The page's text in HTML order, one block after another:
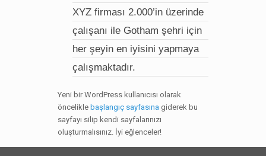
XYZ firması 2.000’in üzerinde
çalışanı ile Gotham şehri için
her şeyin en iyisini yapmaya
çalışmaktadır.
Yeni bir WordPress kullanıcısı olarak
öncelikle başlangıç sayfasına giderek bu
sayfayı silip kendi sayfalarınızı
oluşturmalısınız. İyi eğlenceler!